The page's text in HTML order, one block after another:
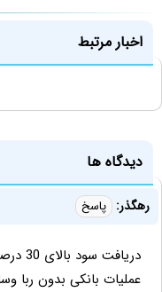
اخبار مرتبط
دیدگاه ها
رهگذر: پاسخ